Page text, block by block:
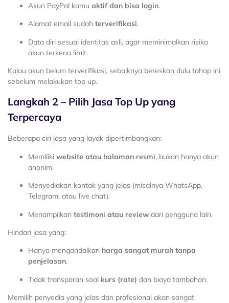
Akun PayPal kamu aktif dan bisa login.
Alamat email sudah terverifikasi.
Data diri sesuai identitas asli, agar meminimalkan risiko
akun terkena limit.
Kalau akun belum terverifikasi, sebaiknya bereskan dulu tahap ini
sebelum melakukan top up.
Langkah 2 – Pilih Jasa Top Up yang
Terpercaya
Beberapa ciri jasa yang layak dipertimbangkan:
Memiliki website atau halaman resmi, bukan hanya akun
anonim.
Menyediakan kontak yang jelas (misalnya WhatsApp,
Telegram, atau live chat).
Menampilkan testimoni atau review dari pengguna lain.
Hindari jasa yang:
Hanya mengandalkan harga sangat murah tanpa
penjelasan.
Tidak transparan soal kurs (rate) dan biaya tambahan.
Memilih penyedia yang jelas dan profesional akan sangat